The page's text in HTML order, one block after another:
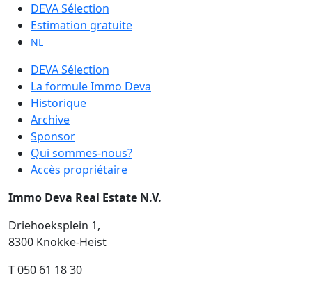
DEVA Sélection
Estimation gratuite
NL
DEVA Sélection
La formule Immo Deva
Historique
Archive
Sponsor
Qui sommes-nous?
Accès propriétaire
Immo Deva Real Estate N.V.
Driehoeksplein 1,
8300 Knokke-Heist
T 050 61 18 30